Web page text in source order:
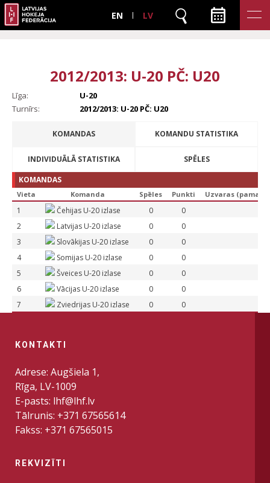
EN LV
2012/2013: U-20 PČ: U20
Līga:
U-20
Turnīrs:
2012/2013: U-20 PČ: U20
KOMANDAS KOMANDU STATISTIKA
INDIVIDUĀLĀ STATISTIKA
SPĒLES
KOMANDAS
Vieta Komanda Spēles Punkti Uzvaras (pamatl.)
1 Čehijas U-20 izlase 0
0
2
Latvijas U-20 izlase 0
0
3
Slovākijas U-20 izlase 0
0
4
Somijas U-20 izlase 0
0
5
Šveices U-20 izlase 0
0
6
Vācijas U-20 izlase 0
0
7
Zviedrijas U-20 izlase 0 0
KONTAKTI
Adrese: Augšiela 1,
Rīga, LV-1009
E-pasts: lhf@lhf.lv
Tālrunis: +371 67565614
Fakss: +371 67565015
REKVIZĪTI